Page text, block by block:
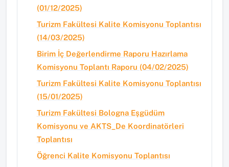
(01/12/2025)
Turizm Fakültesi Kalite Komisyonu Toplantısı
(14/03/2025)
Birim İç Değerlendirme Raporu Hazırlama
Komisyonu Toplantı Raporu (04/02/2025)
Turizm Fakültesi Kalite Komisyonu Toplantısı
(15/01/2025)
Turizm Fakültesi Bologna Eşgüdüm
Komisyonu ve AKTS_De Koordinatörleri
Toplantısı
Öğrenci Kalite Komisyonu Toplantısı